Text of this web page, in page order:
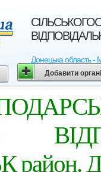
Донецька область -
Добавити